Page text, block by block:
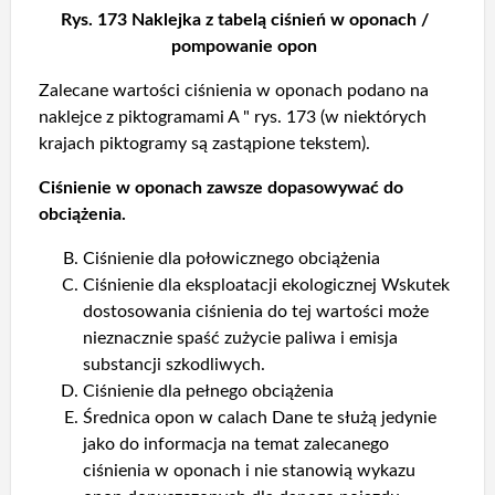
Rys. 173 Naklejka z tabelą ciśnień w oponach /
pompowanie opon
Zalecane wartości ciśnienia w oponach podano na
naklejce z piktogramami A " rys. 173 (w niektórych
krajach piktogramy są zastąpione tekstem).
Ciśnienie w oponach zawsze dopasowywać do
obciążenia.
Ciśnienie dla połowicznego obciążenia
Ciśnienie dla eksploatacji ekologicznej Wskutek
dostosowania ciśnienia do tej wartości może
nieznacznie spaść zużycie paliwa i emisja
substancji szkodliwych.
Ciśnienie dla pełnego obciążenia
Średnica opon w calach Dane te służą jedynie
jako do informacja na temat zalecanego
ciśnienia w oponach i nie stanowią wykazu